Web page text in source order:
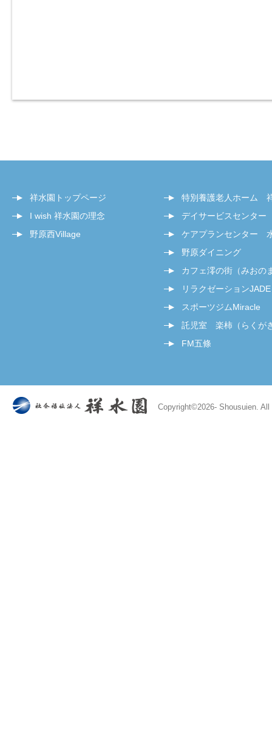
祥水園トップページ
I wish 祥水園の理念
野原西Village
特別養護老人ホーム
デイサービスセンタ
ケアプランセンター
野原ダイニング
カフェ澪の街（みおの
リラクゼーションJADE
スポーツジムMiracle
託児室 楽柿（らくが
FM五條
Copyright©2026- Shousuien.